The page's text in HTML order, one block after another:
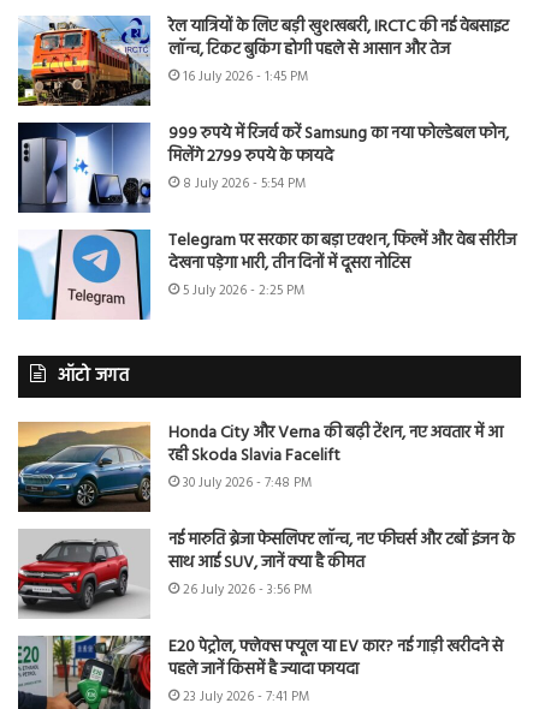
रेल यात्रियों के लिए बड़ी खुशखबरी, IRCTC की नई वेबसाइट
लॉन्च, टिकट बुकिंग होगी पहले से आसान और तेज
16 July 2026 - 1:45 PM
999 रुपये में रिजर्व करें Samsung का नया फोल्डेबल फोन,
मिलेंगे 2799 रुपये के फायदे
8 July 2026 - 5:54 PM
Telegram पर सरकार का बड़ा एक्शन, फिल्में और वेब सीरीज
देखना पड़ेगा भारी, तीन दिनों में दूसरा नोटिस
5 July 2026 - 2:25 PM
ऑटो जगत
Honda City और Verna की बढ़ी टेंशन, नए अवतार में आ
रही Skoda Slavia Facelift
30 July 2026 - 7:48 PM
नई मारुति ब्रेजा फेसलिफ्ट लॉन्च, नए फीचर्स और टर्बो इंजन के
साथ आई SUV, जानें क्या है कीमत
26 July 2026 - 3:56 PM
E20 पेट्रोल, फ्लेक्स फ्यूल या EV कार? नई गाड़ी खरीदने से
पहले जानें किसमें है ज्यादा फायदा
23 July 2026 - 7:41 PM